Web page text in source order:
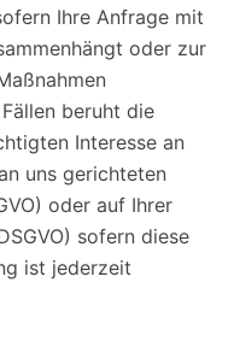
Ihre Anfrage mit
oder zur
beruht die
Interesse an
uns gerichteten
oder auf Ihrer
sofern diese
ist jederzeit